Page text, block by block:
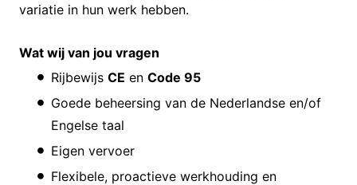
variatie in hun werk hebben.
Wat wij van jou vragen
Rijbewijs CE en Code 95
Goede beheersing van de Nederlandse en/of
Engelse taal
Eigen vervoer
Flexibele, proactieve werkhouding en